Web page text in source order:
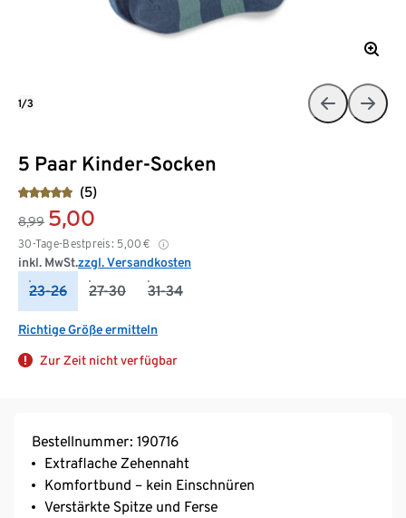
5 Paar Kinder-Socken
(5)
8,99 5,00
30-Tage-Bestpreis: 5,00 €
inkl. MwSt.zzgl. Versandkosten
23-26 27-30 31-34
Richtige Größe ermitteln
Zur Zeit nicht verfügbar
1/3
Bestellnummer: 190716
Extraflache Zehennaht
Komfortbund – kein Einschnüren
Verstärkte Spitze und Ferse